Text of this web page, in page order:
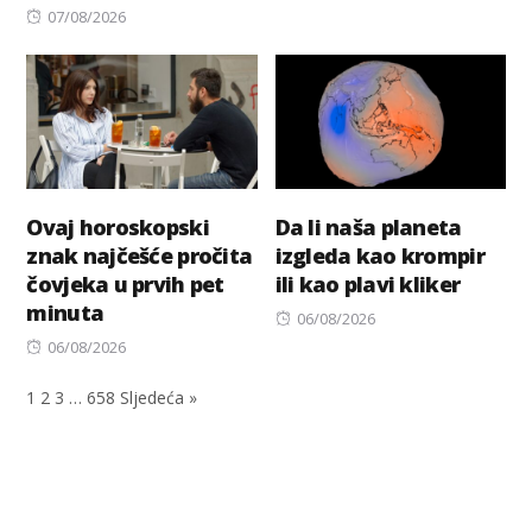
Posted
07/08/2026
Ovaj horoskopski
znak najčešće pročita
čovjeka u prvih pet
minuta
Posted
06/08/2026
Da li naša planeta
izgleda kao krompir
ili kao plavi kliker
Posted
06/08/2026
1 2 3 … 658 Sljedeća »